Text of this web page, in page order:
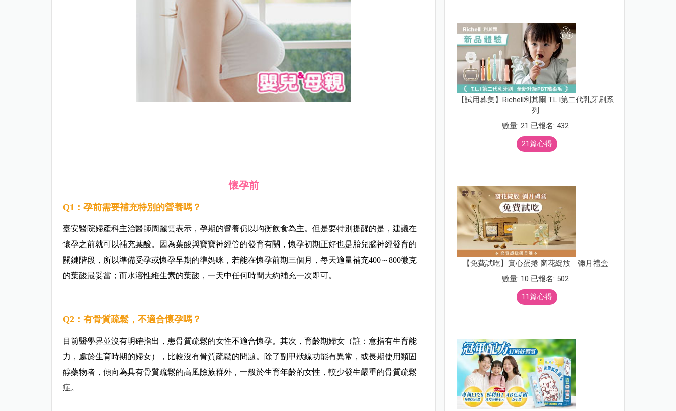
懷孕前
Q1 ：孕前需要補充特別的營養嗎？
臺安醫院婦產科主治醫師周麗雲表示，孕期的營養仍以均衡飲食為主。但是要特別提醒的是，建議在
懷孕之前就可以補充葉酸。因為葉酸與寶寶神經管的發育有關，懷孕初期正好也是胎兒腦神經發育的
關鍵階段，所以準備受孕或懷孕早期的準媽咪，若能在懷孕前期三個月，每天適量補充400～800微克
的葉酸最妥當；而水溶性維生素的葉酸，一天中任何時間大約補充一次即可。
Q2：有骨質疏鬆，不適合懷孕嗎？
目前醫學界並沒有明確指出，患骨質疏鬆的女性不適合懷孕。其次，育齡期婦女（註：意指有生育能
力，處於生育時期的婦女），比較沒有骨質疏鬆的問題。除了副甲狀線功能有異常，或長期使用類固
醇藥物者，傾向為具有骨質疏鬆的高風險族群外，一般於生育年齡的女性，較少發生嚴重的骨質疏鬆
症。
【試用募集】Richell利其爾 T.L.I第二代乳牙刷系
列
數量: 21 已報名: 432
21篇心得
【免費試吃】實心蛋捲 窗花綻放｜彌月禮盒
數量: 10 已報名: 502
11篇心得